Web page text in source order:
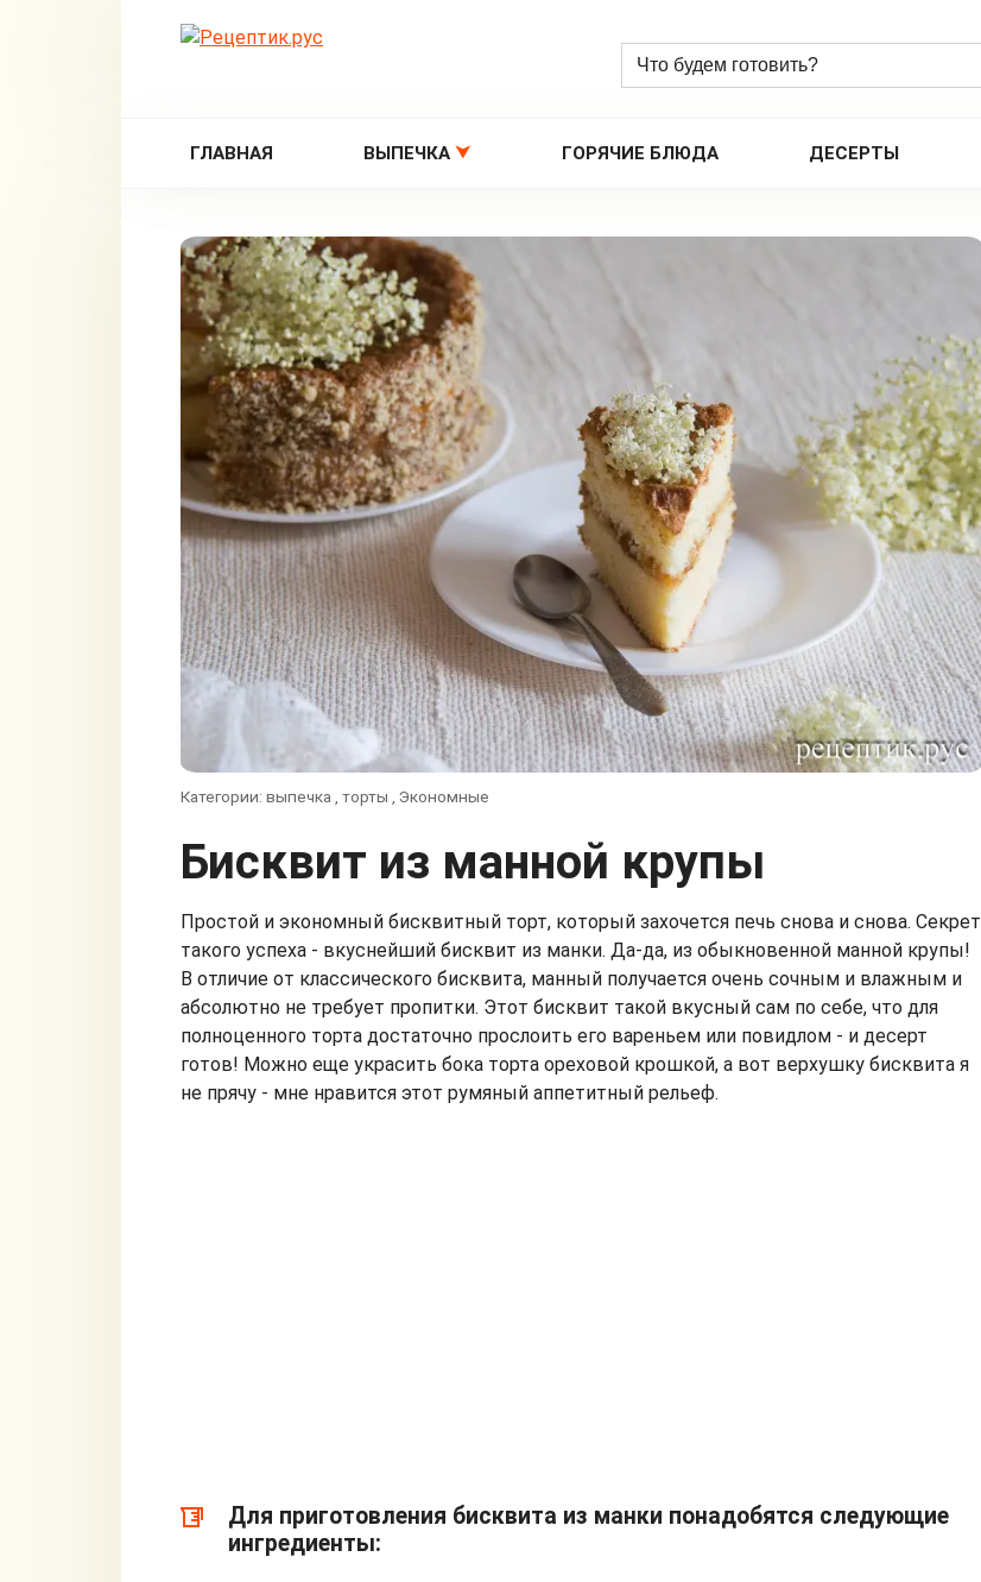
ГЛАВНАЯ ВЫПЕЧКА ГОРЯЧИЕ БЛЮДА ДЕСЕРТЫ
Категории: выпечка , торты , Экономные
Бисквит из манной крупы
Простой и экономный бисквитный торт, который захочется печь снова и снова. Секрет
такого успеха - вкуснейший бисквит из манки. Да-да, из обыкновенной манной крупы!
В отличие от классического бисквита, манный получается очень сочным и влажным и
абсолютно не требует пропитки. Этот бисквит такой вкусный сам по себе, что для
полноценного торта достаточно прослоить его вареньем или повидлом - и десерт
готов! Можно еще украсить бока торта ореховой крошкой, а вот верхушку бисквита я
не прячу - мне нравится этот румяный аппетитный рельеф.
Для приготовления бисквита из манки понадобятся следующие
ингредиенты: